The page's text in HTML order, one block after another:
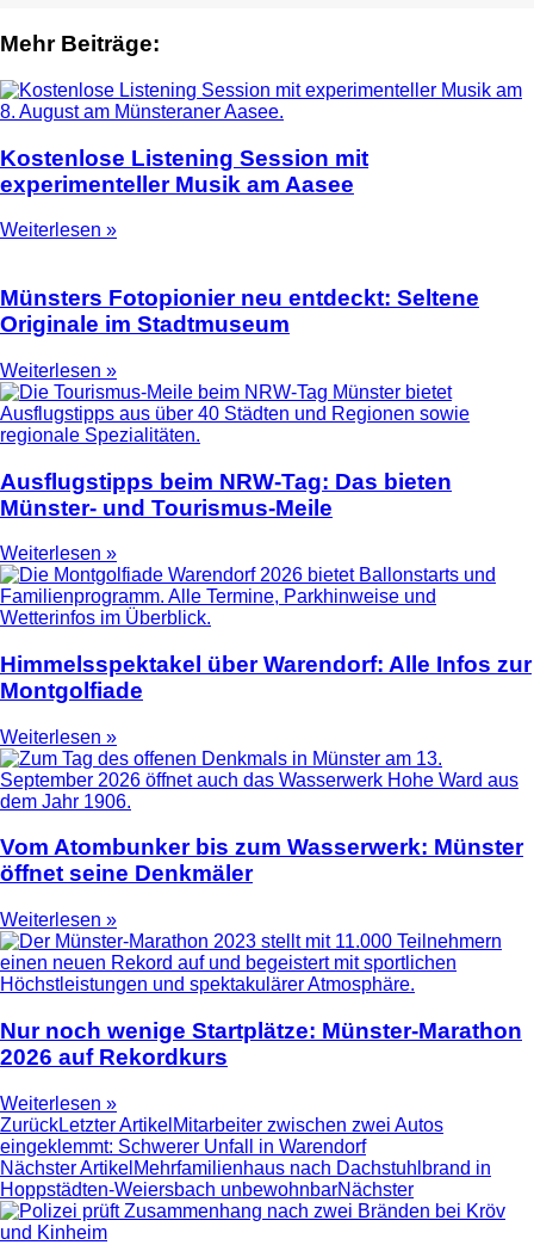
Mehr Beiträge:
Kostenlose Listening Session mit
experimenteller Musik am Aasee
Weiterlesen »
Münsters Fotopionier neu entdeckt: Seltene
Originale im Stadtmuseum
Weiterlesen »
Ausflugstipps beim NRW-Tag: Das bieten
Münster- und Tourismus-Meile
Weiterlesen »
Himmelsspektakel über Warendorf: Alle Infos zur
Montgolfiade
Weiterlesen »
Vom Atombunker bis zum Wasserwerk: Münster
öffnet seine Denkmäler
Weiterlesen »
Nur noch wenige Startplätze: Münster-Marathon
2026 auf Rekordkurs
Weiterlesen »
ZurückLetzter Artikel Mitarbeiter zwischen zwei Autos
eingeklemmt: Schwerer Unfall in Warendorf
Nächster Artikel Mehrfamilienhaus nach Dachstuhlbrand in
Hoppstädten-Weiersbach unbewohnbarNächster